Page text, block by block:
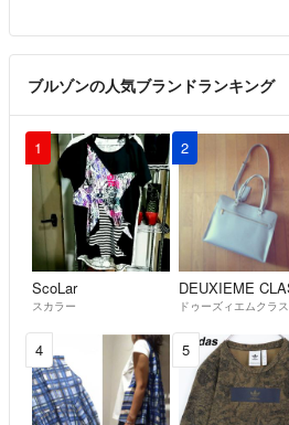
ブルゾンの人気ブランドランキング
1
ScoLar
スカラー
2
ドゥーズィエムクラス
4 5